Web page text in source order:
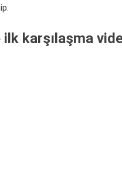
ilk karşılaşma